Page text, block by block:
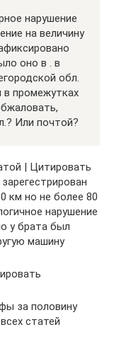
нарушение
на величину
оно в . в
обл.
промежутках
Или почтой?
| Цитировать
км но не более 80
нарушение
у брата был
машину
за половину
статей